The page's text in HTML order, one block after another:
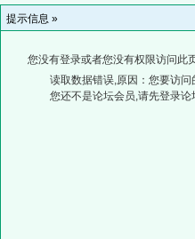
提示信息 »
您没有登录或者您没有权限访问此
读取数据错误,原因：您要访
您还不是论坛会员,请先登录论